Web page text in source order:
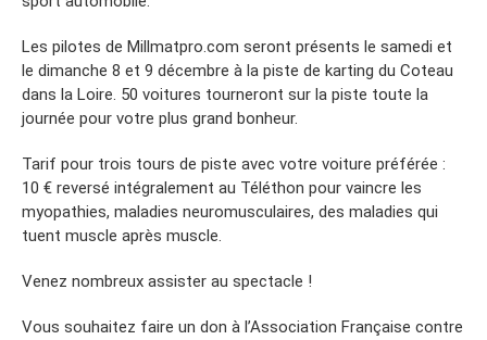
Les pilotes de Millmatpro.com seront présents le samedi et
le dimanche 8 et 9 décembre à la piste de karting du Coteau
dans la Loire. 50 voitures tourneront sur la piste toute la
journée pour votre plus grand bonheur.
Tarif pour trois tours de piste avec votre voiture préférée :
10 € reversé intégralement au Téléthon pour vaincre les
myopathies, maladies neuromusculaires, des maladies qui
tuent muscle après muscle.
Venez nombreux assister au spectacle !
Vous souhaitez faire un don à l’Association Française contre